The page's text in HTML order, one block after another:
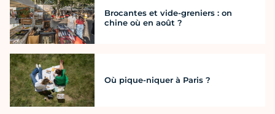
Brocantes et vide-greniers : on
chine où en août ?
Où pique-niquer à Paris ?